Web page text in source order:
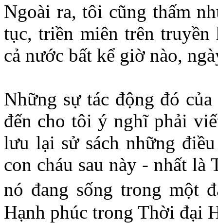
Ngoài ra, tôi cũng thấm
tục, triền miên trên
cả nước bất kể giờ nào,
Những sự tác động đó
đến cho tôi ý nghĩ phải
lưu lại sử sách những
con cháu sau này - nhất
nó đang sống trong
Hạnh phúc trong Thời đại